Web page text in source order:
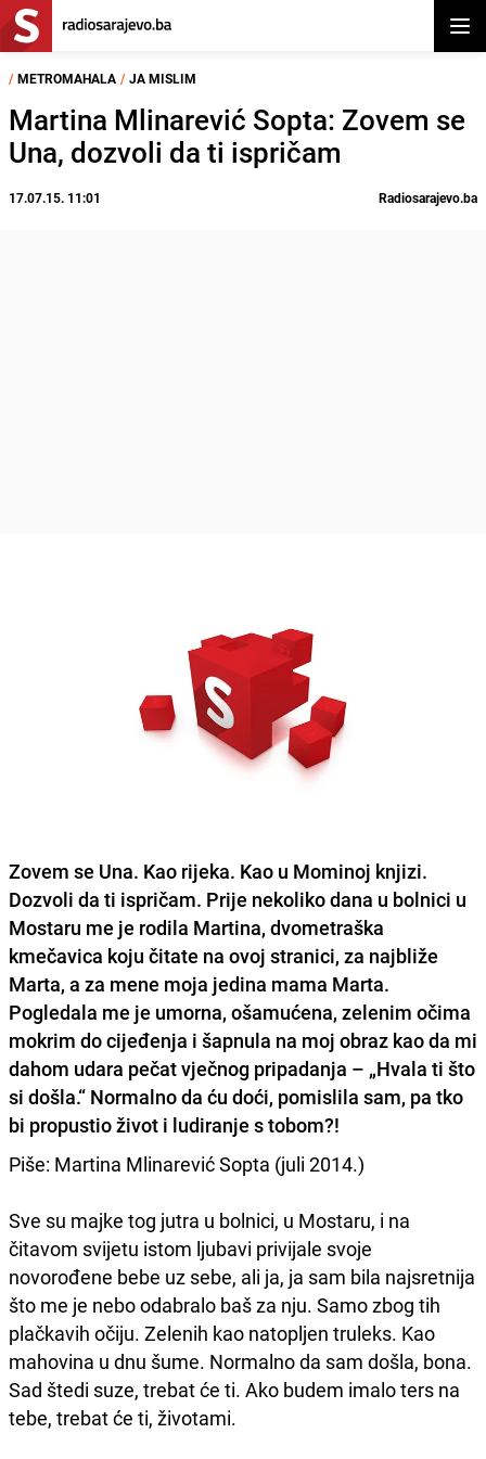
/ METROMAHALA / JA MISLIM
Martina Mlinarević Sopta: Zovem se
Una, dozvoli da ti ispričam
17.07.15. 11:01 Radiosarajevo.ba
Zovem se Una. Kao rijeka. Kao u Mominoj knjizi.
Dozvoli da ti ispričam. Prije nekoliko dana u bolnici u
Mostaru me je rodila Martina, dvometraška
kmečavica koju čitate na ovoj stranici, za najbliže
Marta, a za mene moja jedina mama Marta.
Pogledala me je umorna, ošamućena, zelenim očima
mokrim do cijeđenja i šapnula na moj obraz kao da mi
dahom udara pečat vječnog pripadanja – „Hvala ti što
si došla.“ Normalno da ću doći, pomislila sam, pa tko
bi propustio život i ludiranje s tobom?!
Piše: Martina Mlinarević Sopta (juli 2014.)
Sve su majke tog jutra u bolnici, u Mostaru, i na
čitavom svijetu istom ljubavi privijale svoje
novorođene bebe uz sebe, ali ja, ja sam bila najsretnija
što me je nebo odabralo baš za nju. Samo zbog tih
plačkavih očiju. Zelenih kao natopljen truleks. Kao
mahovina u dnu šume. Normalno da sam došla, bona.
Sad štedi suze, trebat će ti. Ako budem imalo ters na
tebe, trebat će ti, životami.